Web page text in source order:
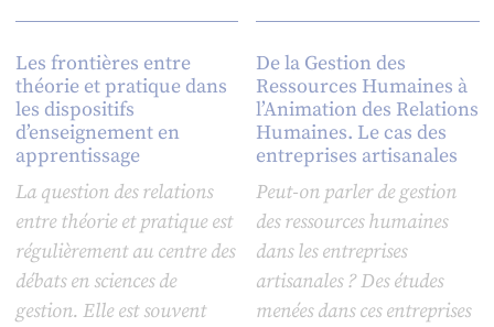
Les frontières entre
théorie et pratique dans
les dispositifs
d’enseignement en
apprentissage
La question des relations
entre théorie et pratique est
régulièrement au centre des
débats en sciences de
gestion. Elle est souvent
De la Gestion des
Ressources Humaines à
l’Animation des Relations
Humaines. Le cas des
entreprises artisanales
Peut-on parler de gestion
des ressources humaines
dans les entreprises
artisanales ? Des études
menées dans ces entreprises